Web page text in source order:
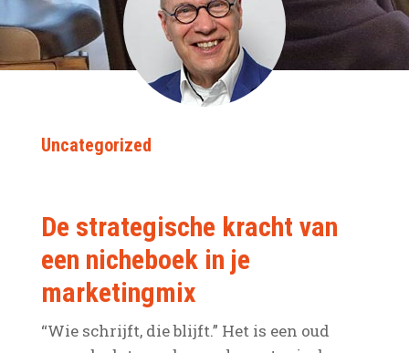
Uncategorized
De strategische kracht van
een nicheboek in je
marketingmix
“Wie schrijft, die blijft.” Het is een oud